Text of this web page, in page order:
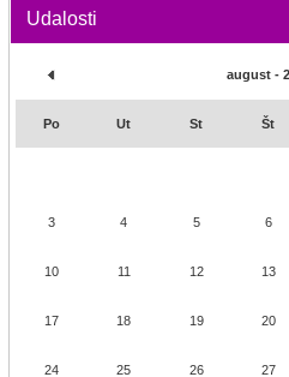
Udalosti
august -
Po Ut St Št
3 4 5 6
10 11 12 13
17 18 19 20
24 25 26 27